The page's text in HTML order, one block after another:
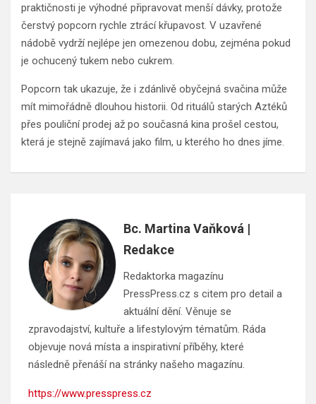
praktičnosti je výhodné připravovat menší dávky, protože
čerstvý popcorn rychle ztrácí křupavost. V uzavřené
nádobě vydrží nejlépe jen omezenou dobu, zejména pokud
je ochucený tukem nebo cukrem.
Popcorn tak ukazuje, že i zdánlivě obyčejná svačina může
mít mimořádně dlouhou historii. Od rituálů starých Aztéků
přes pouliční prodej až po současná kina prošel cestou,
která je stejně zajímavá jako film, u kterého ho dnes jíme.
Bc. Martina Vaňková |
Redakce
Redaktorka magazínu
PressPress.cz s citem pro detail a
aktuální dění. Věnuje se
zpravodajství, kultuře a lifestylovým tématům. Ráda
objevuje nová místa a inspirativní příběhy, které
následně přenáší na stránky našeho magazínu.
https://www.presspress.cz